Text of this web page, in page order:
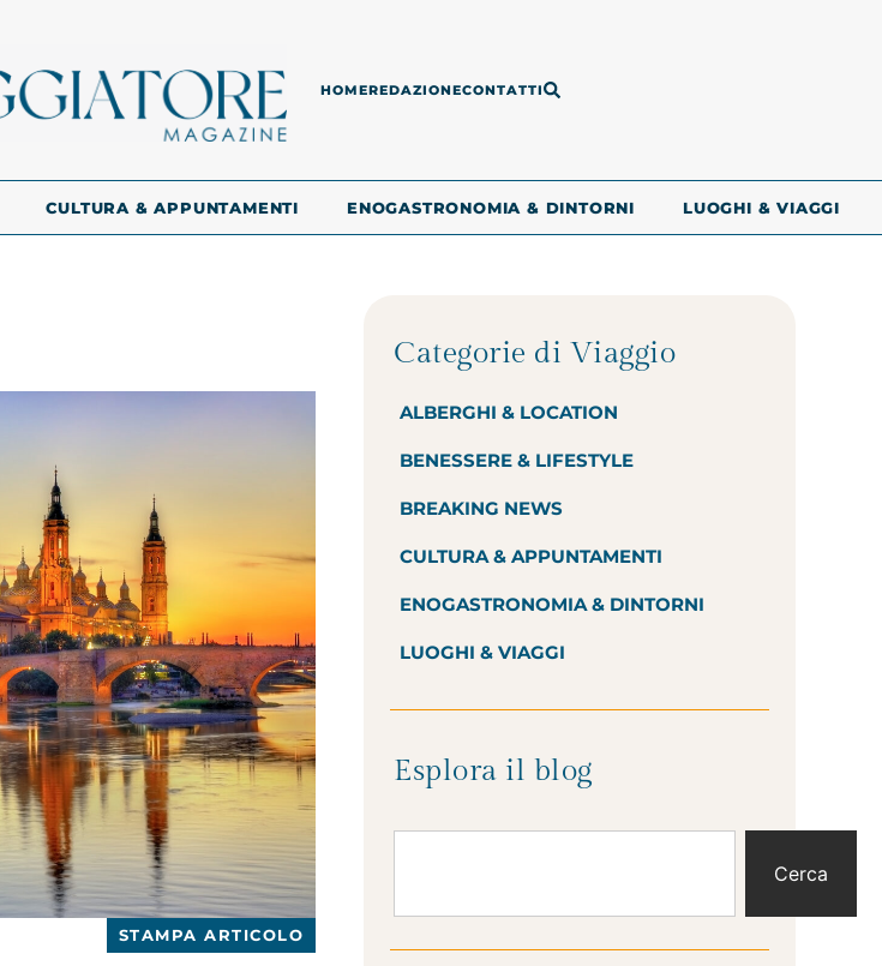
HOMEREDAZIONECONTATTI
CULTURA & APPUNTAMENTI ENOGASTRONOMIA & DINTORNI LUOGHI & VIAGGI
STAMPA ARTICOLO
Categorie di Viaggio
ALBERGHI & LOCATION
BENESSERE & LIFESTYLE
BREAKING NEWS
CULTURA & APPUNTAMENTI
ENOGASTRONOMIA & DINTORNI
LUOGHI & VIAGGI
Esplora il blog
Cerca